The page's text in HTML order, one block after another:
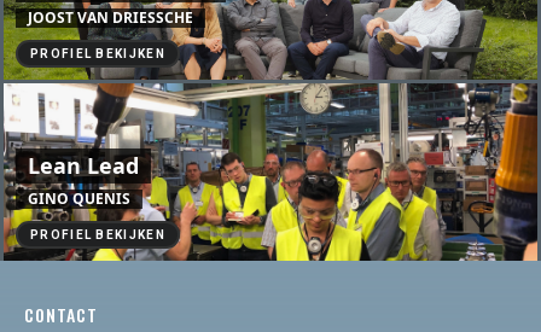
JOOST VAN DRIESSCHE
PROFIEL BEKIJKEN
Lean Lead
GINO QUENIS
PROFIEL BEKIJKEN
CONTACT